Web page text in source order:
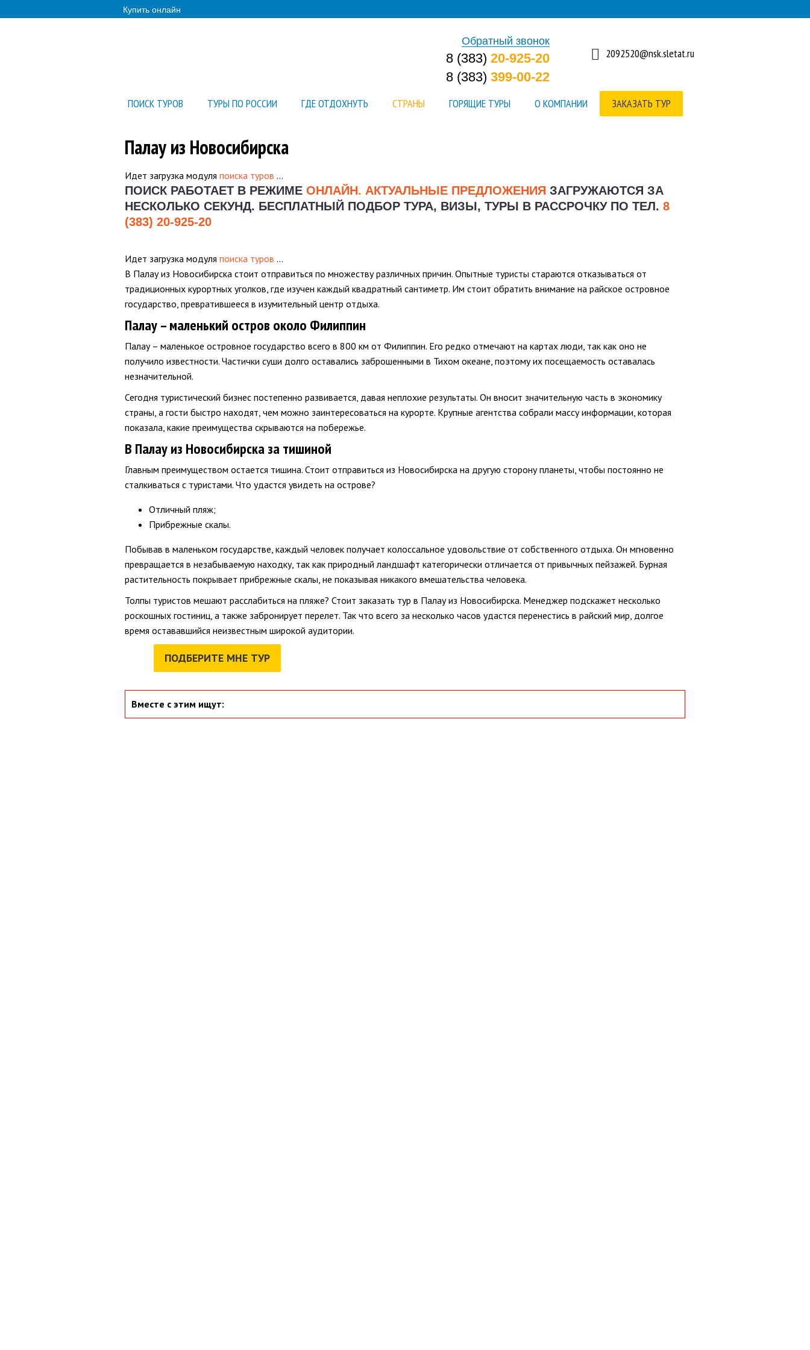
Купить онлайн
Обратный звонок
8 (383) 20-925-20
8 (383) 399-00-22
2092520@nsk.sletat.ru
ПОИСК ТУРОВ ТУРЫ ПО РОССИИ ГДЕ ОТДОХНУТЬ СТРАНЫ ГОРЯЩИЕ ТУРЫ О КОМПАНИИ ЗАКАЗАТЬ ТУР
Палау из Новосибирска
Идет загрузка модуля поиска туров …
ПОИСК РАБОТАЕТ В РЕЖИМЕ ОНЛАЙН. АКТУАЛЬНЫЕ ПРЕДЛОЖЕНИЯ ЗАГРУЖАЮТСЯ ЗА
НЕСКОЛЬКО СЕКУНД. БЕСПЛАТНЫЙ ПОДБОР ТУРА, ВИЗЫ, ТУРЫ В РАССРОЧКУ ПО ТЕЛ. 8
(383) 20-925-20
Идет загрузка модуля поиска туров …
В Палау из Новосибирска стоит отправиться по множеству различных причин. Опытные туристы стараются отказываться от
традиционных курортных уголков, где изучен каждый квадратный сантиметр. Им стоит обратить внимание на райское островное
государство, превратившееся в изумительный центр отдыха.
Палау – маленький остров около Филиппин
Палау – маленькое островное государство всего в 800 км от Филиппин. Его редко отмечают на картах люди, так как оно не
получило известности. Частички суши долго оставались заброшенными в Тихом океане, поэтому их посещаемость оставалась
незначительной.
Сегодня туристический бизнес постепенно развивается, давая неплохие результаты. Он вносит значительную часть в экономику
страны, а гости быстро находят, чем можно заинтересоваться на курорте. Крупные агентства собрали массу информации, которая
показала, какие преимущества скрываются на побережье.
В Палау из Новосибирска за тишиной
Главным преимуществом остается тишина. Стоит отправиться из Новосибирска на другую сторону планеты, чтобы постоянно не
сталкиваться с туристами. Что удастся увидеть на острове?
Отличный пляж;
Прибрежные скалы.
Побывав в маленьком государстве, каждый человек получает колоссальное удовольствие от собственного отдыха. Он мгновенно
превращается в незабываемую находку, так как природный ландшафт категорически отличается от привычных пейзажей. Бурная
растительность покрывает прибрежные скалы, не показывая никакого вмешательства человека.
Толпы туристов мешают расслабиться на пляже? Стоит заказать тур в Палау из Новосибирска. Менеджер подскажет несколько
роскошных гостиниц, а также забронирует перелет. Так что всего за несколько часов удастся перенестись в райский мир, долгое
время остававшийся неизвестным широкой аудитории.
ПОДБЕРИТЕ МНЕ ТУР
Вместе с этим ищут: